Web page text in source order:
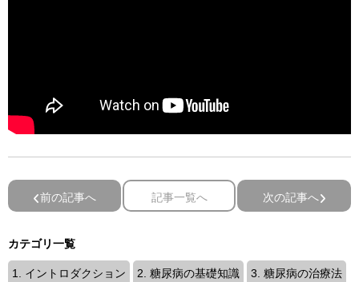
前の記事へ 記事一覧へ 次の記事へ
カテゴリ一覧
1. イントロダクション 2. 糖尿病の基礎知識 3. 糖尿病の治療法